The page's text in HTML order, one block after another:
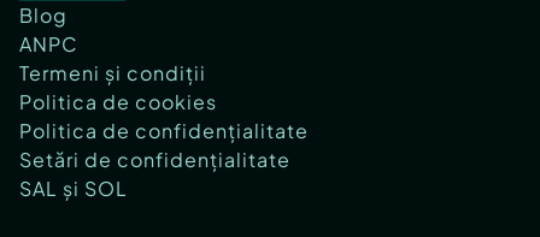
Blog
ANPC
Termeni și condiții
Politica de cookies
Politica de confidențialitate
Setări de confidențialitate
SAL și SOL